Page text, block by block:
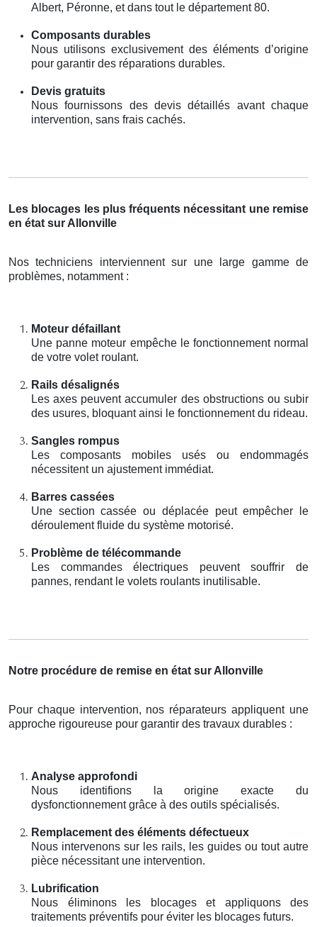
Albert, Péronne, et dans tout le département 80.
Composants durables
Nous utilisons exclusivement des éléments d’origine
pour garantir des réparations durables.
Devis gratuits
Nous fournissons des devis détaillés avant chaque
intervention, sans frais cachés.
Les blocages les plus fréquents nécessitant une remise
en état sur Allonville
Nos techniciens interviennent sur une large gamme de
problèmes, notamment :
Moteur défaillant
Une panne moteur empêche le fonctionnement normal
de votre volet roulant.
Rails désalignés
Les axes peuvent accumuler des obstructions ou subir
des usures, bloquant ainsi le fonctionnement du rideau.
Sangles rompus
Les composants mobiles usés ou endommagés
nécessitent un ajustement immédiat.
Barres cassées
Une section cassée ou déplacée peut empêcher le
déroulement fluide du système motorisé.
Problème de télécommande
Les commandes électriques peuvent souffrir de
pannes, rendant le volets roulants inutilisable.
Notre procédure de remise en état sur Allonville
Pour chaque intervention, nos réparateurs appliquent une
approche rigoureuse pour garantir des travaux durables :
Analyse approfondi
Nous identifions la origine exacte du
dysfonctionnement grâce à des outils spécialisés.
Remplacement des éléments défectueux
Nous intervenons sur les rails, les guides ou tout autre
pièce nécessitant une intervention.
Lubrification
Nous éliminons les blocages et appliquons des
traitements préventifs pour éviter les blocages futurs.